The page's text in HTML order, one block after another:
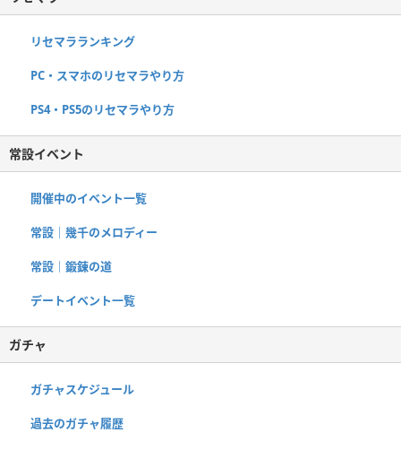
リセマラランキング
PC・スマホのリセマラやり方
PS4・PS5のリセマラやり方
常設イベント
開催中のイベント一覧
常設｜幾千のメロディー
常設｜鍛錬の道
デートイベント一覧
ガチャ
ガチャスケジュール
過去のガチャ履歴